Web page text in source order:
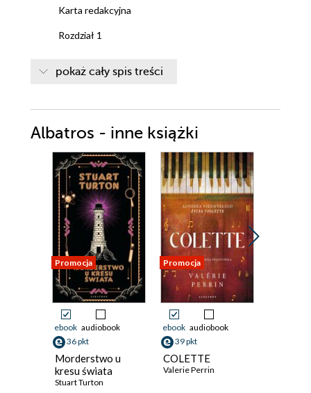
Karta redakcyjna
Rozdział 1
Rozdział 4
Rozdział 5
Rozdział 6
Rozdział 7
Rozdział 8
Rozdział 9
Rozdział 10
Rozdział 11
Rozdział 12
Rozdział 13
Rozdział 14
Rozdział 15
pokaż cały spis treści
Albatros - inne książki
Promocja
ebook audiobook
36 pkt
Morderstwo u
kresu świata
Stuart Turton
Promocja
ebook audiobook
39 pkt
COLETTE
Valerie Perrin